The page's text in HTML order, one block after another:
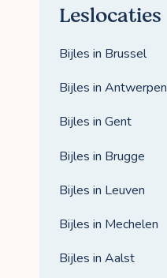
Leslocaties
Bijles in Brussel
Bijles in Antwerpen
Bijles in Gent
Bijles in Brugge
Bijles in Leuven
Bijles in Mechelen
Bijles in Aalst